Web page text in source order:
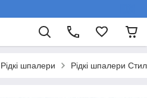
Рідкі шпалери Рідкі шпалери